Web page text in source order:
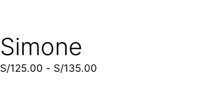
Simone
S/125.00 - S/135.00